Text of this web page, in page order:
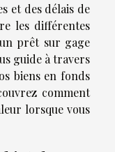
et des délais de
les différentes
prêt sur gage
guide à travers
biens en fonds
comment
lorsque vous